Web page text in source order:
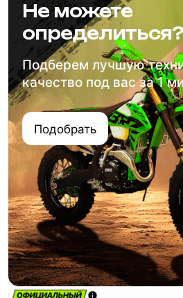
Не можете
определиться?
Подберем лучшую
качество под вас за 1
Подобрать